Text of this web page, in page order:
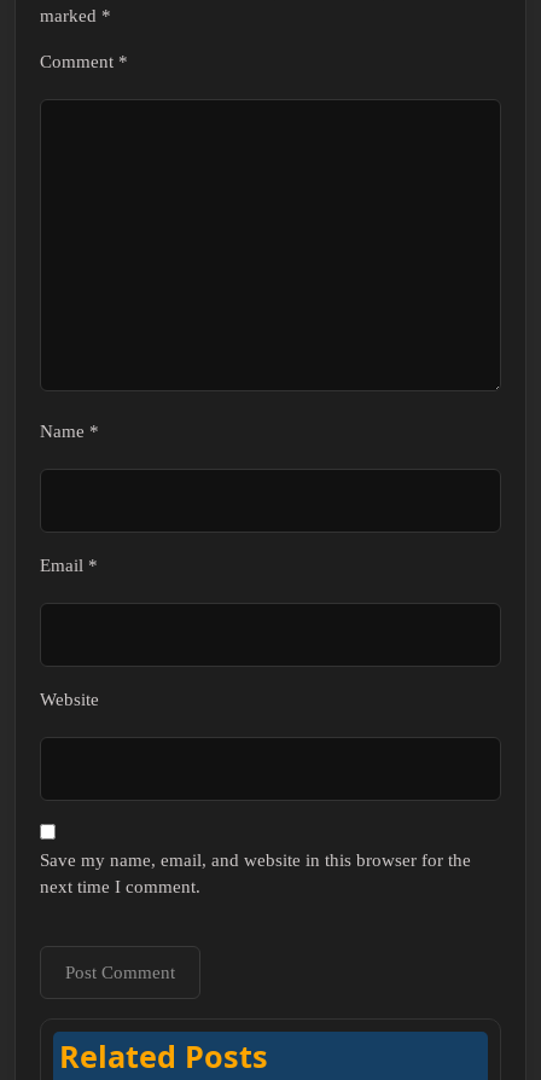
marked *
Comment *
Name *
Email *
Website
Save my name, email, and website in this browser for the
next time I comment.
Related Posts